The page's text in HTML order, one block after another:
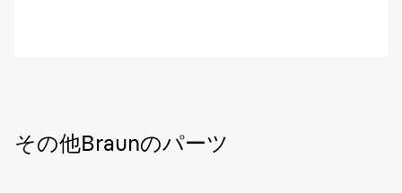
その他Braunのパーツ